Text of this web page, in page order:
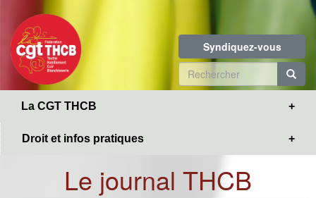
contenu
principal
Syndiquez-vous
Formulaire
de
La CGT THCB
Droit et infos pratiques
Le journal THCB